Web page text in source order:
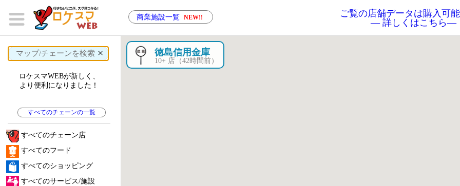
商業施設一覧 NEW!!
ご覧の店舗データは購入可能
― 詳しくはこちら―
× 徳島信用金庫
10+ 店（42時間前）